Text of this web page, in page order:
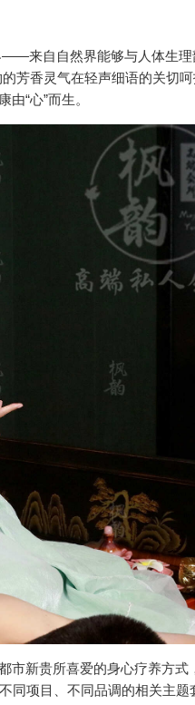
——来自自然界能够与人体生理
芳香灵气在轻声细语的关切
“心”而生。
市新贵所喜爱的身心疗养方式
同项目、不同品调的相关主题